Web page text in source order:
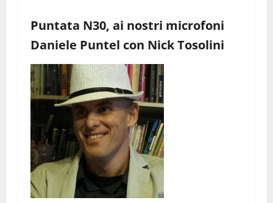
Puntata N30, ai nostri microfoni
Daniele Puntel con Nick Tosolini